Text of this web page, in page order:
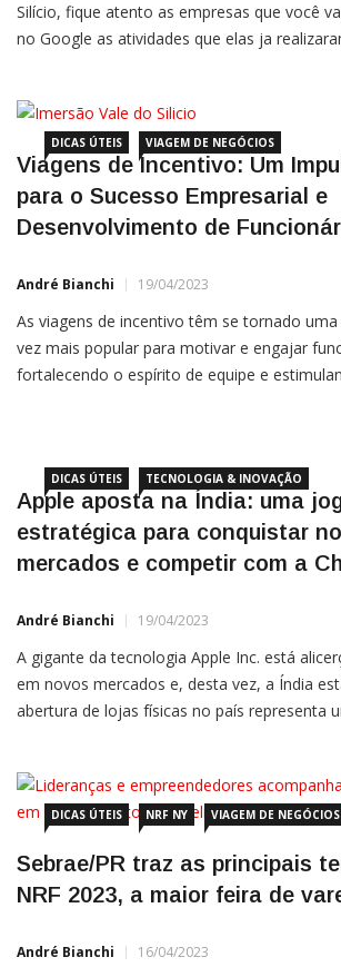
Silício, fique atento as empresas que você
no Google as atividades que elas ja
DICAS ÚTEIS VIAGEM DE NEGÓCIOS
Viagens de Incentivo: Um
para o Sucesso Empresarial e
Desenvolvimento de
André Bianchi 19/04/2023
As viagens de incentivo têm se tornado
vez mais popular para motivar e engajar
fortalecendo o espírito de equipe e
DICAS ÚTEIS TECNOLOGIA & INOVAÇÃO
Apple aposta na Índia: uma
estratégica para conquistar
mercados e competir com a
André Bianchi 19/04/2023
A gigante da tecnologia Apple Inc. está
em novos mercados e, desta vez, a Índia
abertura de lojas físicas no país representa
mundo.
DICAS ÚTEIS NRF NY VIAGEM DE NEGÓCIOS
Sebrae/PR traz as principais
NRF 2023, a maior feira de
André Bianchi 16/04/2023